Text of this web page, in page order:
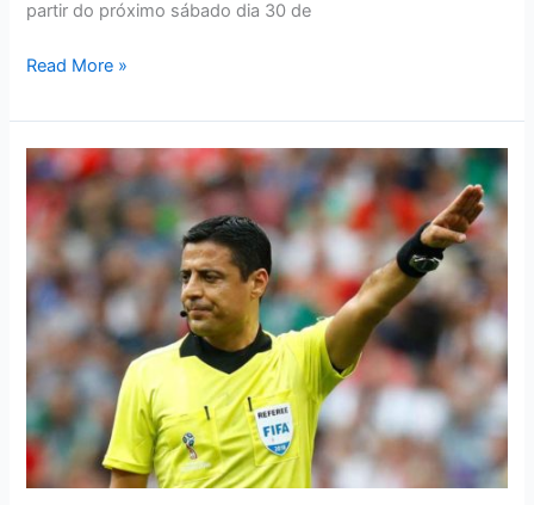
partir do próximo sábado dia 30 de
TABELA
JOGOS
DA
COPA
RÚSSIA
2018
–
OITAVAS
Read More »